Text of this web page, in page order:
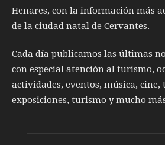
Henares, con la información más
de la ciudad natal de Cervantes.
Cada día publicamos las últimas
con especial atención al turismo,
actividades, eventos, música,
exposiciones, turismo y mucho